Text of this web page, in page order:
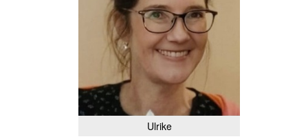
Ulrike